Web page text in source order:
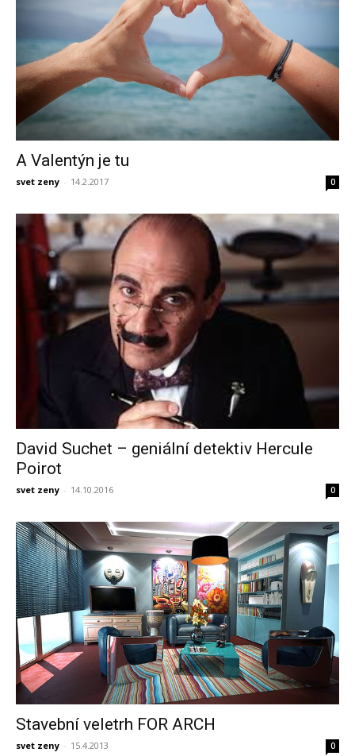
A Valentýn je tu
svet zeny - 14.2.2017 0
David Suchet – geniální detektiv Hercule
Poirot
svet zeny - 14.10.2016 0
Stavební veletrh FOR ARCH
svet zeny - 15.4.2013 0